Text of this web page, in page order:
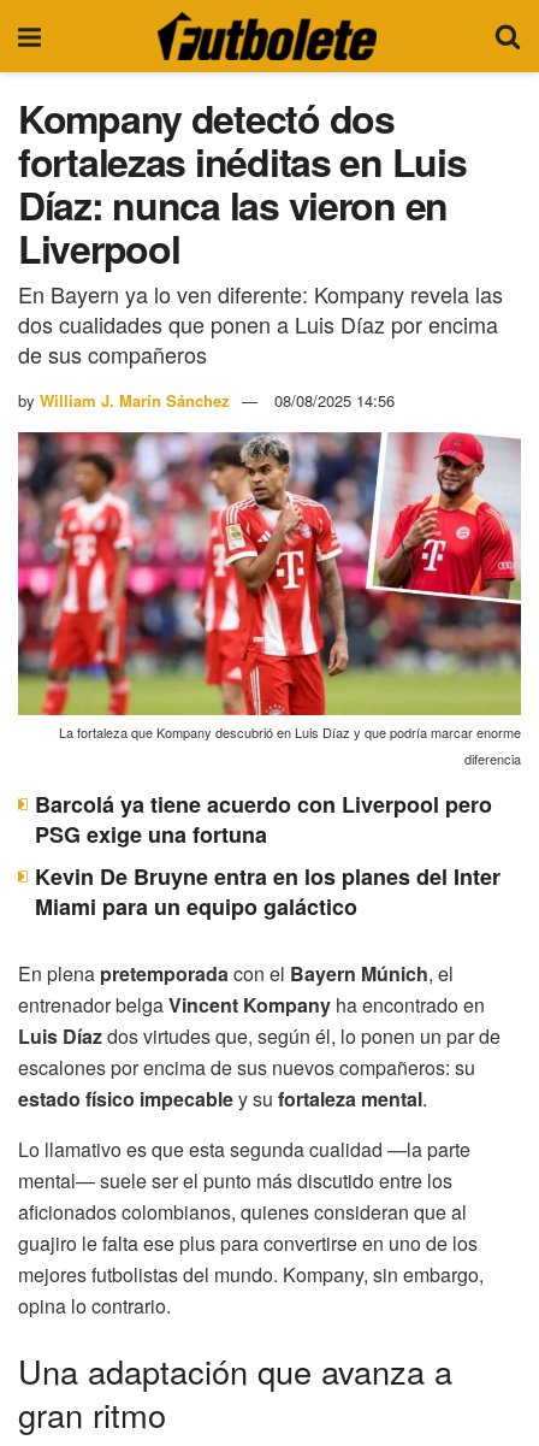
Kompany detectó dos
fortalezas inéditas en Luis
Díaz: nunca las vieron en
Liverpool
En Bayern ya lo ven diferente: Kompany revela las
dos cualidades que ponen a Luis Díaz por encima
de sus compañeros
by William J. Marín Sánchez 08/08/2025 14:56
La fortaleza que Kompany descubrió en Luis Díaz y que podría marcar enorme
diferencia
Barcolá ya tiene acuerdo con Liverpool pero
PSG exige una fortuna
Kevin De Bruyne entra en los planes del Inter
Miami para un equipo galáctico
En plena pretemporadacon el Bayern Múnich, el
entrenador belgaVincent Kompany ha encontrado en
Luis Díazdos virtudes que, según él, lo ponen un par de
escalones por encima de sus nuevos compañeros: su
estado físico impecabley su fortaleza mental.
Lo llamativo es que esta segunda cualidad —la parte
mental— suele ser el punto más discutido entre los
aficionados colombianos, quienes consideran que al
guajiro le falta ese plus para convertirse en uno de los
mejores futbolistas del mundo. Kompany, sin embargo,
opina lo contrario.
Una adaptación que avanza a
gran ritmo